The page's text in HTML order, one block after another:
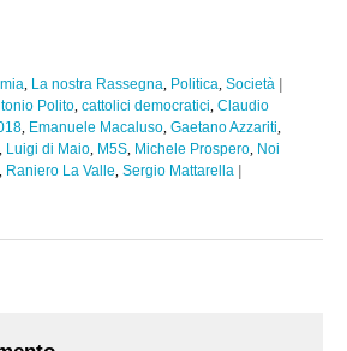
La nostra Rassegna Politica Società |
Polito cattolici democratici Claudio
Emanuele Macaluso Gaetano Azzariti
Luigi di Maio M5S Michele Prospero Noi
Raniero La Valle Sergio Mattarella |